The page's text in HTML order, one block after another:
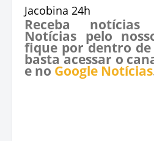
Jacobina 24h
Receba
Notícias pelo
fique por dentro de
basta acessar o
e no Google Notícias